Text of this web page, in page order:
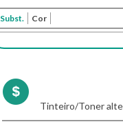
Subst. Cor
Tinteiro/Toner